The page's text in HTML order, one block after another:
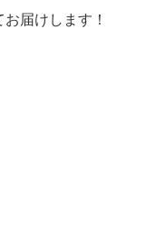
届けします！